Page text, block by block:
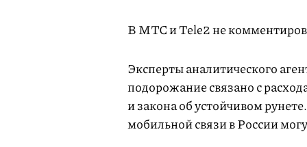
В МТС и Tele2 не
Эксперты аналитического
подорожание связано с
и закона об устойчивом
мобильной связи в России